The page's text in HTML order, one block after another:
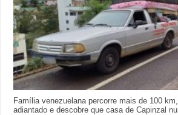
Família venezuelana percorre mais de 100
adiantado e descobre que casa de Capinzal